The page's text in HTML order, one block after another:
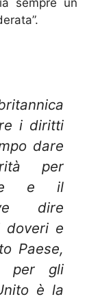
i diritti
dare
per
e il
dire
doveri e
Paese,
per gli
è la